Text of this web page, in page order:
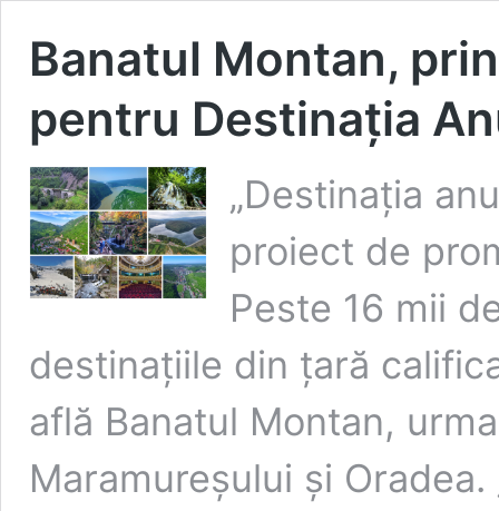
Banatul Montan,
pentru Destinația
„Destinația
proiect de
Peste 16 mii
destinațiile din țară
află Banatul Montan,
Maramureșului și